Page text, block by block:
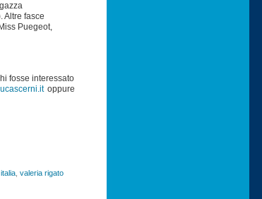
Altre fasce
Puegeot,
fosse interessato
oppure
, valeria rigato